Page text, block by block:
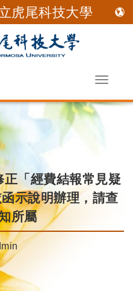
虎尾科技大學
Toggle
要內容
「經費結報常見疑
示說明辦理，請查
所屬